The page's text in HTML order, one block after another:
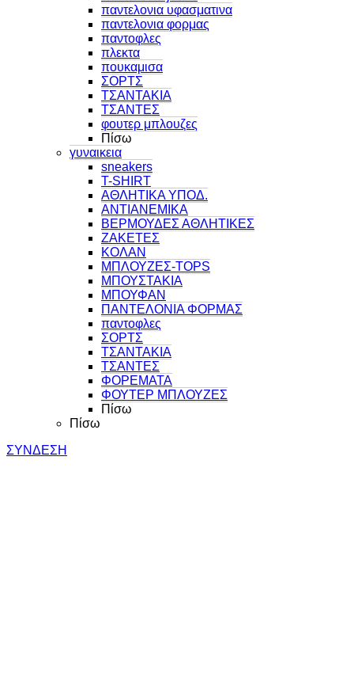
παντελονια υφασματινα
παντελονια φορμας
παντοφλες
πλεκτα
πουκαμισα
ΣΟΡΤΣ
ΤΣΑΝΤΑΚΙΑ
ΤΣΑΝΤΕΣ
φουτερ μπλουζες
Πίσω
γυναικεια
sneakers
T-SHIRT
ΑΘΛΗΤΙΚΑ ΥΠΟΔ.
ΑΝΤΙΑΝΕΜΙΚΑ
ΒΕΡΜΟΥΔΕΣ ΑΘΛΗΤΙΚΕΣ
ΖΑΚΕΤΕΣ
ΚΟΛΑΝ
ΜΠΛΟΥΖΕΣ-TOPS
ΜΠΟΥΣΤΑΚΙΑ
ΜΠΟΥΦΑΝ
ΠΑΝΤΕΛΟΝΙΑ ΦΟΡΜΑΣ
παντοφλες
ΣΟΡΤΣ
ΤΣΑΝΤΑΚΙΑ
ΤΣΑΝΤΕΣ
ΦΟΡΕΜΑΤΑ
ΦΟΥΤΕΡ ΜΠΛΟΥΖΕΣ
Πίσω
Πίσω
ΣΥΝΔΕΣΗ